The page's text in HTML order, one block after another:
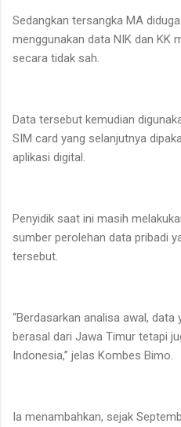
Sedangkan tersangka MA
menggunakan data NIK dan KK
secara tidak sah.
Data tersebut kemudian
SIM card yang selanjutnya
aplikasi digital.
Penyidik saat ini masih
sumber perolehan data pribadi
tersebut.
“Berdasarkan analisa awal, data
berasal dari Jawa Timur tetapi
Indonesia,” jelas Kombes Bimo.
Ia menambahkan, sejak